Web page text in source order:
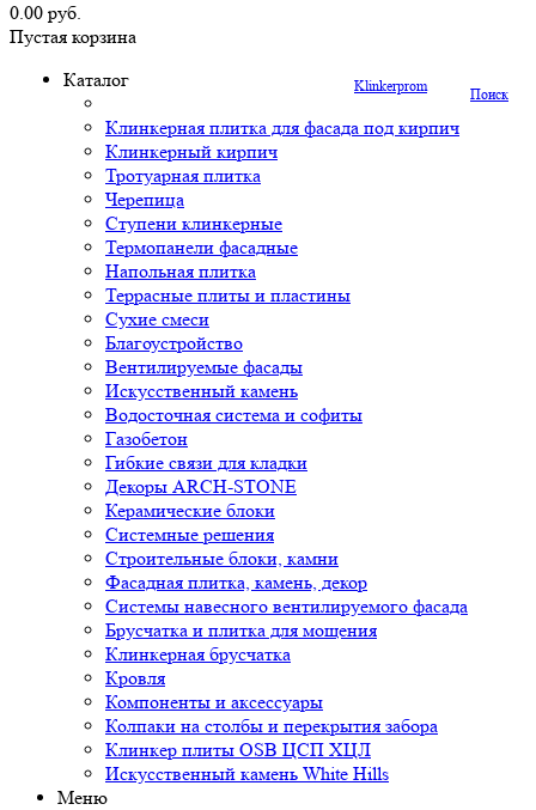
0.00 руб.
Пустая корзина
Поиск
Klinkerprom
Каталог
Клинкерная плитка для фасада под кирпич
Клинкерный кирпич
Тротуарная плитка
Черепица
Ступени клинкерные
Термопанели фасадные
Напольная плитка
Террасные плиты и пластины
Сухие смеси
Благоустройство
Вентилируемые фасады
Искусственный камень
Водосточная система и софиты
Газобетон
Гибкие связи для кладки
Декоры ARCH-STONE
Керамические блоки
Системные решения
Строительные блоки, камни
Фасадная плитка, камень, декор
Системы навесного вентилируемого фасада
Брусчатка и плитка для мощения
Клинкерная брусчатка
Кровля
Компоненты и аксессуары
Колпаки на столбы и перекрытия забора
Клинкер плиты OSB ЦСП ХЦЛ
Искусственный камень White Hills
Меню